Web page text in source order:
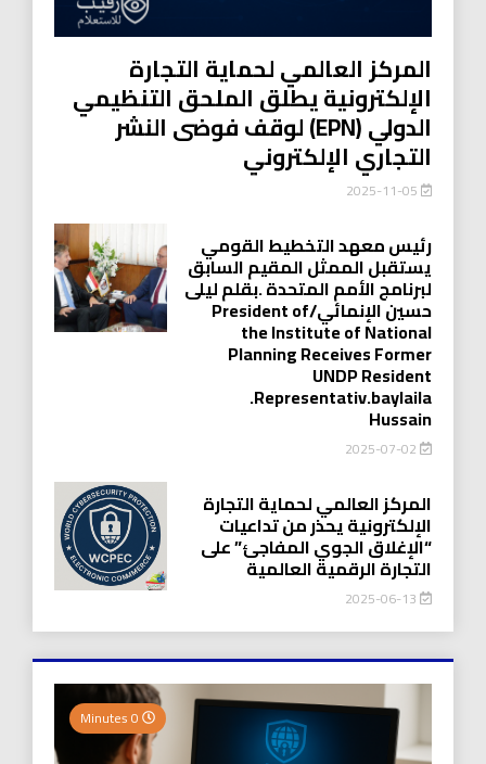
المركز العالمي لحماية التجارة
الإلكترونية يطلق الملحق التنظيمي
الدولي (EPN) لوقف فوضى النشر
التجاري الإلكتروني
رئيس معهد التخطيط القومي
يستقبل الممثل المقيم السابق
لبرنامج الأمم المتحدة .بقلم ليلى
حسين الإنمائي/President of
the Institute of National
Planning Receives Former
UNDP Resident
.Representativ.baylaila
Hussain
2025-07-02
المركز العالمي لحماية التجارة
الإلكترونية يحذر من تداعيات
“الإغلاق الجوي المفاجئ” على
التجارة الرقمية العالمية
2025-06-13